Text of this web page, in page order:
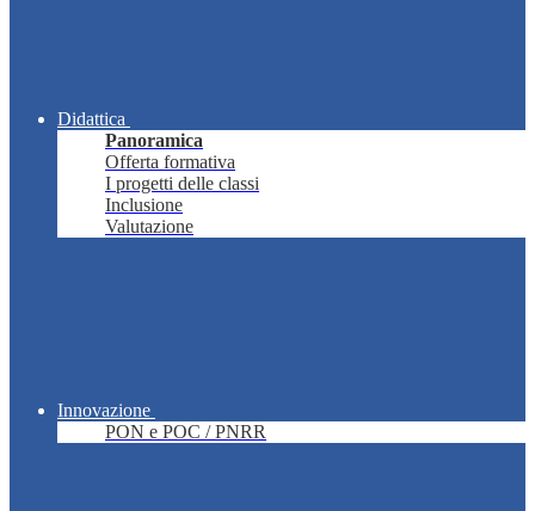
Didattica
Panoramica
Offerta formativa
I progetti delle classi
Inclusione
Valutazione
Innovazione
PON e POC / PNRR